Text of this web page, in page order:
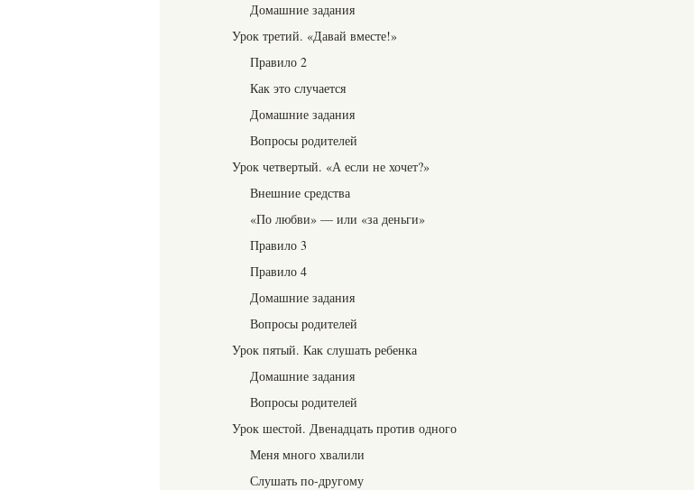
Домашние задания
Урок третий. «Давай вместе!»
Правило 2
Как это случается
Домашние задания
Вопросы родителей
Урок четвертый. «А если не хочет?»
Внешние средства
«По любви» — или «за деньги»
Правило 3
Правило 4
Домашние задания
Вопросы родителей
Урок пятый. Как слушать ребенка
Домашние задания
Вопросы родителей
Урок шестой. Двенадцать против одного
Меня много хвалили
Слушать по-другому